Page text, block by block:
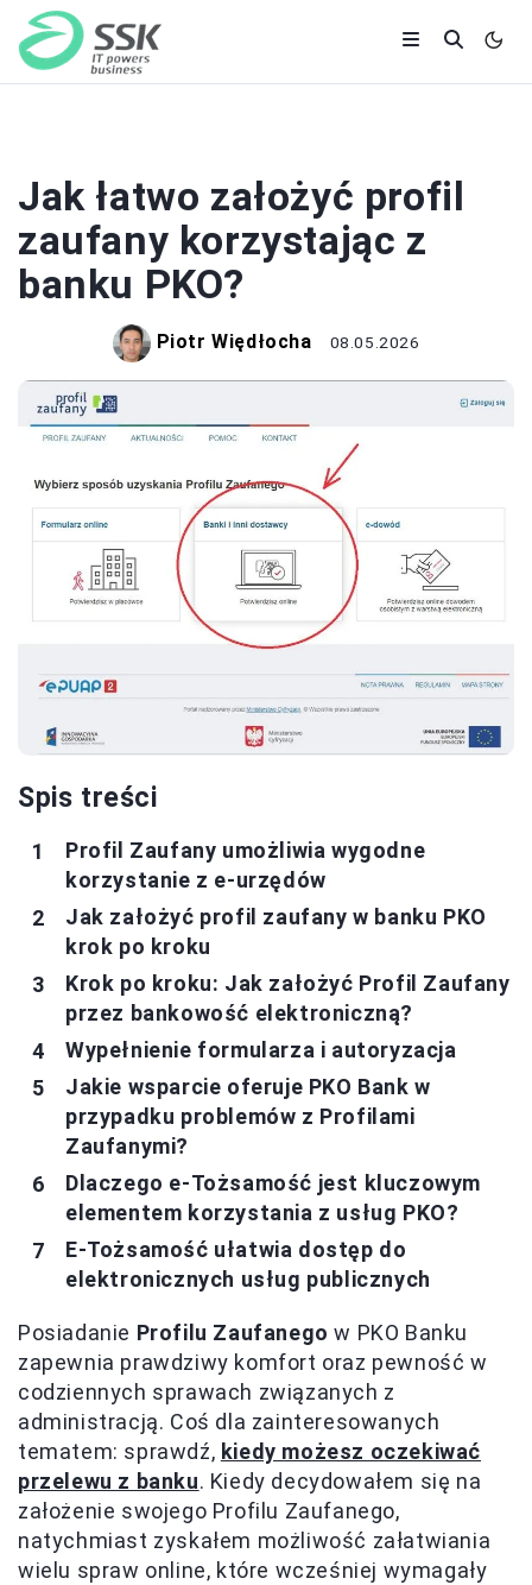
Jak łatwo założyć profil
zaufany korzystając z
banku PKO?
Piotr Więdłocha 08.05.2026
Spis treści
Profil Zaufany umożliwia wygodne
korzystanie z e-urzędów
Jak założyć profil zaufany w banku PKO
krok po kroku
Krok po kroku: Jak założyć Profil Zaufany
przez bankowość elektroniczną?
Wypełnienie formularza i autoryzacja
Jakie wsparcie oferuje PKO Bank w
przypadku problemów z Profilami
Zaufanymi?
Dlaczego e-Tożsamość jest kluczowym
elementem korzystania z usług PKO?
E-Tożsamość ułatwia dostęp do
elektronicznych usług publicznych
Posiadanie Profilu Zaufanego w PKO Banku
zapewnia prawdziwy komfort oraz pewność w
codziennych sprawach związanych z
administracją. Coś dla zainteresowanych
tematem: sprawdź, kiedy możesz oczekiwać
przelewu z banku. Kiedy decydowałem się na
założenie swojego Profilu Zaufanego,
natychmiast zyskałem możliwość załatwiania
wielu spraw online, które wcześniej wymagały